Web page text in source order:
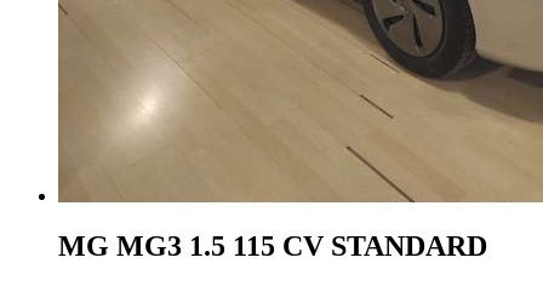
MG MG3 1.5 115 CV STANDARD